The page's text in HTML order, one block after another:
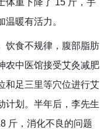
暖有活力。
饮食不规律，腹部脂肪
农中医馆接受艾灸减肥
和足三里等穴位进行艾
计划。半年后，李先生
斤，消化不良的问题